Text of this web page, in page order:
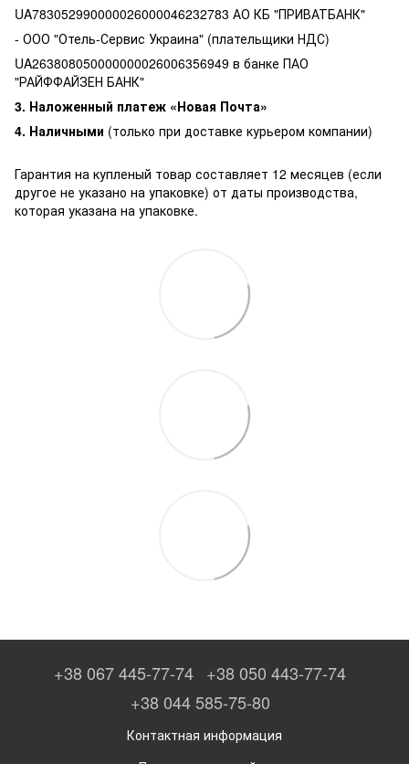
UA783052990000026000046232783 АО КБ "ПРИВАТБАНК"
- ООО "Отель-Сервис Украина" (плательщики НДС)
UA263808050000000026006356949 в банке ПАО
"РАЙФФАЙЗЕН БАНК"
3. Наложенный платеж «Новая Почта»
4. Наличными (только при доставке курьером компании)
Гарантия на купленый товар составляет 12 месяцев (если
другое не указано на упаковке) от даты производства,
которая указана на упаковке.
+38 067 445-77-74 +38 050 443-77-74
+38 044 585-75-80
Контактная информация